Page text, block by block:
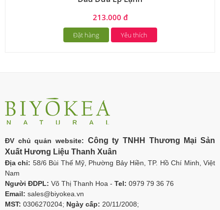
213.000 đ
Đặt hàng Yêu thích
ĐV chủ quản website: Công ty TNHH Thương Mại Sản
Xuất Hương Liệu Thanh Xuân
Địa chỉ: 58/6 Bùi Thế Mỹ, Phường Bảy Hiền, TP. Hồ Chí Minh, Việt
Nam
Người ĐDPL: Võ Thị Thanh Hoa - Tel: 0979 79 36 76
Email: sales@biyokea.vn
MST: 0306270204; Ngày cấp: 20/11/2008;